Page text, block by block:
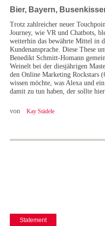
Bier, Bayern,
Trotz zahlreicher neuer
Journey, wie VR und Chatbots,
weiterhin das bewährte Mittel in
Kundenansprache. Diese These
Benedikt Schmitt-Homann
Weinelt bei der diesjährigen
den Online Marketing Rockstars
wissen möchte, was Alexa und
damit zu tun haben, der sollte
von Kay Städele
Statement